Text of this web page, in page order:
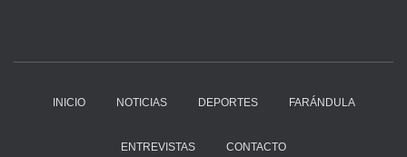
INICIO NOTICIAS DEPORTES FARÁNDULA
ENTREVISTAS CONTACTO